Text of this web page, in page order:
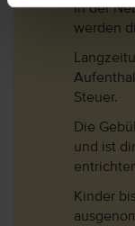
In der
werden
Steuer.
Die
und ist
Kinder